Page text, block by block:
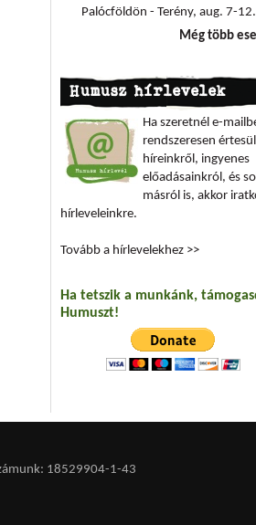
Palócföldön - Terény, aug. 7-12.
Még több
Humusz hírlevelek
Ha szeretnél e-
rendszeresen
híreinkről, ingyenes
előadásainkról, és
másról is, akkor
hírleveleinkre.
Tovább a hírlevelekhez >>
Ha tetszik a munkánk,
Humuszt!
18529904-1-43